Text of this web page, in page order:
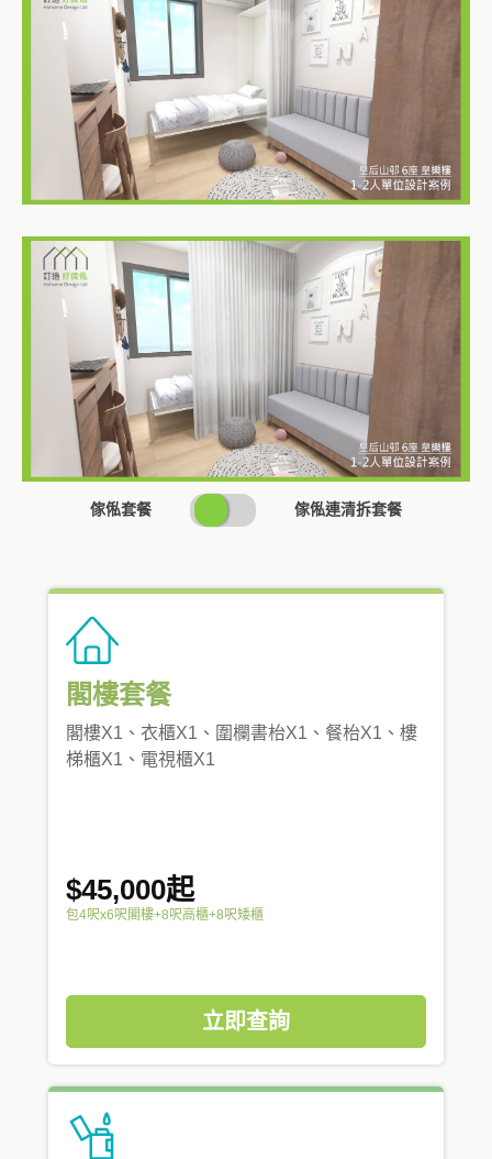
傢俬套餐
SWITCH
PRICING
傢俬連清拆套餐
閣樓套餐
閣樓X1、衣櫃X1、圍欄書枱X1、餐枱X1、樓
梯櫃X1、電視櫃X1
$45,000起
包4呎x6呎閣樓+8呎高櫃+8呎矮櫃
立即查詢